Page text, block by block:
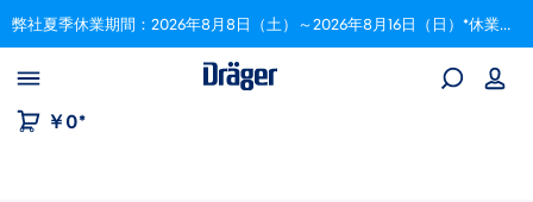
to B2B platform navigation 弊社夏季休業期間：2026年8月8日（土）～2026年8月16日（日）*休業期間中にいただいたご注文は、8月17日以降順次対応いたします。
￥0*